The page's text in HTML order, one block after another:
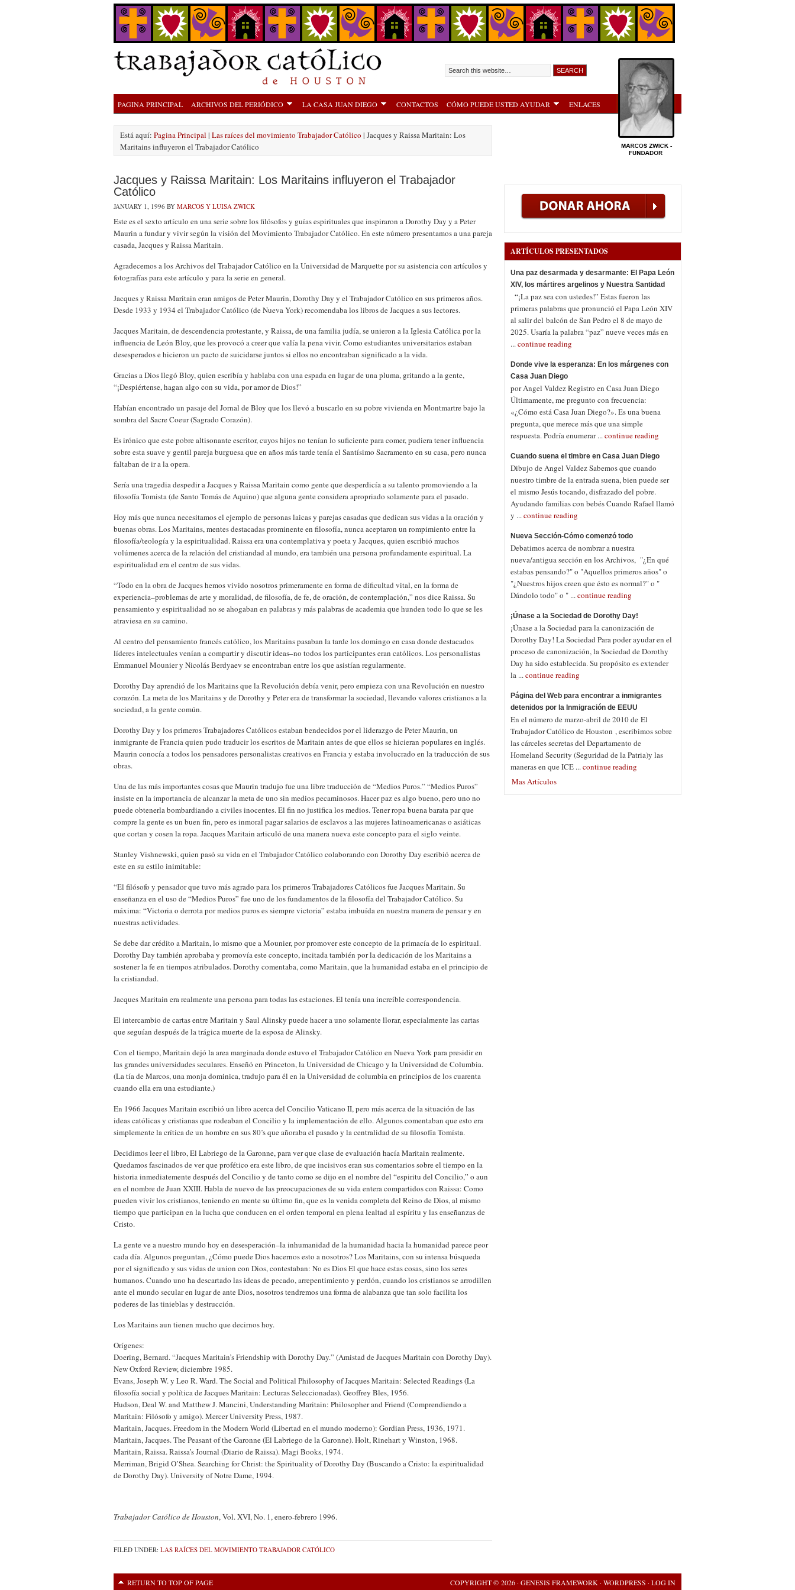
PAGINA PRINCIPAL ARCHIVOS DEL PERIÓDICO LA CASA JUAN DIEGO CONTACTOS CÓMO PUEDE USTED AYUDAR ENLACES
Está aquí: Pagina Principal | Las raíces del movimiento Trabajador Católico | Jacques y Raissa Maritain: Los
Maritains influyeron el Trabajador Católico
Jacques y Raissa Maritain: Los Maritains influyeron el Trabajador
Católico
JANUARY 1, 1996 BY MARCOS Y LUISA ZWICK
Este es el sexto artículo en una serie sobre los filósofos y guías espirituales que inspiraron a Dorothy Day y a Peter
Maurin a fundar y vivir según la visión del Movimiento Trabajador Católico. En este número presentamos a una pareja
casada, Jacques y Raissa Maritain.
Agradecemos a los Archivos del Trabajador Católico en la Universidad de Marquette por su asistencia con artículos y
fotografías para este artículo y para la serie en general.
Jacques y Raissa Maritain eran amigos de Peter Maurin, Dorothy Day y el Trabajador Católico en sus primeros años.
Desde 1933 y 1934 el Trabajador Católico (de Nueva York) recomendaba los libros de Jacques a sus lectores.
Jacques Maritain, de descendencia protestante, y Raissa, de una familia judía, se unieron a la Iglesia Católica por la
influencia de León Bloy, que les provocó a creer que valía la pena vivir. Como estudiantes universitarios estaban
desesperados e hicieron un pacto de suicidarse juntos si ellos no encontraban significado a la vida.
Gracias a Dios llegó Bloy, quien escribía y hablaba con una espada en lugar de una pluma, gritando a la gente,
“¡Despiértense, hagan algo con su vida, por amor de Dios!”
Habían encontrado un pasaje del Jornal de Bloy que los llevó a buscarlo en su pobre vivienda en Montmartre bajo la
sombra del Sacre Coeur (Sagrado Corazón).
Es irónico que este pobre altisonante escritor, cuyos hijos no tenían lo suficiente para comer, pudiera tener influencia
sobre esta suave y gentil pareja burguesa que en años más tarde tenía el Santísimo Sacramento en su casa, pero nunca
faltaban de ir a la opera.
Sería una tragedia despedir a Jacques y Raissa Maritain como gente que desperdicía a su talento promoviendo a la
filosofía Tomista (de Santo Tomás de Aquino) que alguna gente considera apropriado solamente para el pasado.
Hoy más que nunca necesitamos el ejemplo de personas laicas y parejas casadas que dedican sus vidas a la oración y
buenas obras. Los Maritains, mentes destacadas prominente en filosofía, nunca aceptaron un rompimiento entre la
filosofía/teología y la espiritualidad. Raissa era una contemplativa y poeta y Jacques, quien escribió muchos
volúmenes acerca de la relación del cristiandad al mundo, era también una persona profundamente espiritual. La
espiritualidad era el centro de sus vidas.
“Todo en la obra de Jacques hemos vivido nosotros primeramente en forma de dificultad vital, en la forma de
experiencia–problemas de arte y moralidad, de filosofía, de fe, de oración, de contemplación,” nos dice Raissa. Su
pensamiento y espiritualidad no se ahogaban en palabras y más palabras de academia que hunden todo lo que se les
atraviesa en su camino.
Al centro del pensamiento francés católico, los Maritains pasaban la tarde los domingo en casa donde destacados
líderes intelectuales venían a compartir y discutir ideas–no todos los participantes eran católicos. Los personalistas
Emmanuel Mounier y Nicolás Berdyaev se encontraban entre los que asistían regularmente.
Dorothy Day aprendió de los Maritains que la Revolución debía venir, pero empieza con una Revolución en nuestro
corazón. La meta de los Maritains y de Dorothy y Peter era de transformar la sociedad, llevando valores cristianos a la
sociedad, a la gente común.
Dorothy Day y los primeros Trabajadores Católicos estaban bendecidos por el liderazgo de Peter Maurin, un
inmigrante de Francia quien pudo traducir los escritos de Maritain antes de que ellos se hicieran populares en inglés.
Maurin conocía a todos los pensadores personalistas creativos en Francia y estaba involucrado en la traducción de sus
obras.
Una de las más importantes cosas que Maurin tradujo fue una libre traducción de “Medios Puros.” “Medios Puros”
insiste en la importancia de alcanzar la meta de uno sin medios pecaminosos. Hacer paz es algo bueno, pero uno no
puede obtenerla bombardiando a civiles inocentes. El fin no justifica los medios. Tener ropa buena barata par que
compre la gente es un buen fin, pero es inmoral pagar salarios de esclavos a las mujeres latinoamericanas o asiáticas
que cortan y cosen la ropa. Jacques Maritain articuló de una manera nueva este concepto para el siglo veinte.
Stanley Vishnewski, quien pasó su vida en el Trabajador Católico colaborando con Dorothy Day escribió acerca de
este en su estilo inimitable:
“El filósofo y pensador que tuvo más agrado para los primeros Trabajadores Católicos fue Jacques Maritain. Su
enseñanza en el uso de “Medios Puros” fue uno de los fundamentos de la filosofía del Trabajador Católico. Su
máxima: “Victoria o derrota por medios puros es siempre victoria” estaba imbuída en nuestra manera de pensar y en
nuestras actividades.
Se debe dar crédito a Maritain, lo mismo que a Mounier, por promover este concepto de la primacía de lo espiritual.
Dorothy Day también aprobaba y promovía este concepto, incitada también por la dedicación de los Maritains a
sostener la fe en tiempos atribulados. Dorothy comentaba, como Maritain, que la humanidad estaba en el principio de
la cristiandad.
Jacques Maritain era realmente una persona para todas las estaciones. El tenía una increíble correspondencia.
El intercambio de cartas entre Maritain y Saul Alinsky puede hacer a uno solamente llorar, especialmente las cartas
que seguían después de la trágica muerte de la esposa de Alinsky.
Con el tiempo, Maritain dejó la area marginada donde estuvo el Trabajador Católico en Nueva York para presidir en
las grandes universidades seculares. Enseñó en Princeton, la Universidad de Chicago y la Universidad de Columbia.
(La tía de Marcos, una monja dominica, tradujo para él en la Universidad de columbia en principios de los cuarenta
cuando ella era una estudiante.)
En 1966 Jacques Maritain escribió un libro acerca del Concilio Vaticano II, pero más acerca de la situación de las
ideas católicas y cristianas que rodeaban el Concilio y la implementación de ello. Algunos comentaban que esto era
simplemente la crítica de un hombre en sus 80’s que añoraba el pasado y la centralidad de su filosofía Tomísta.
Decidimos leer el libro, El Labriego de la Garonne, para ver que clase de evaluación hacía Maritain realmente.
Quedamos fascinados de ver que profético era este libro, de que incisivos eran sus comentarios sobre el tiempo en la
historia inmediatemente después del Concilio y de tanto como se dijo en el nombre del “espiritu del Concilio,” o aun
en el nombre de Juan XXIII. Habla de nuevo de las preocupaciones de su vida entera compartidos con Raissa: Como
pueden vivir los cristianos, teniendo en mente su último fin, que es la venida completa del Reino de Dios, al mismo
tiempo que participan en la lucha que conducen en el orden temporal en plena lealtad al espíritu y las enseñanzas de
Cristo.
La gente ve a nuestro mundo hoy en desesperación–la inhumanidad de la humanidad hacia la humanidad parece peor
cada día. Algunos preguntan, ¿Cómo puede Dios hacernos esto a nosotros? Los Maritains, con su intensa búsqueda
por el significado y sus vidas de union con Dios, contestaban: No es Dios El que hace estas cosas, sino los seres
humanos. Cuando uno ha descartado las ideas de pecado, arrepentimiento y perdón, cuando los cristianos se arrodillen
ante el mundo secular en lugar de ante Dios, nosotros tendremos una forma de alabanza que tan solo facilita los
poderes de las tinieblas y destrucción.
Los Maritains aun tienen mucho que decirnos hoy.
Orígenes:
Doering, Bernard. “Jacques Maritain’s Friendship with Dorothy Day.” (Amistad de Jacques Maritain con Dorothy Day).
New Oxford Review, diciembre 1985.
Evans, Joseph W. y Leo R. Ward. The Social and Political Philosophy of Jacques Maritain: Selected Readings (La
filosofía social y política de Jacques Maritain: Lecturas Seleccionadas). Geoffrey Bles, 1956.
Hudson, Deal W. and Matthew J. Mancini, Understanding Maritain: Philosopher and Friend (Comprendiendo a
Maritain: Filósofo y amigo). Mercer University Press, 1987.
Maritain, Jacques. Freedom in the Modern World (Libertad en el mundo moderno): Gordian Press, 1936, 1971.
Maritain, Jacques. The Peasant of the Garonne (El Labriego de la Garonne). Holt, Rinehart y Winston, 1968.
Maritain, Raissa. Raissa’s Journal (Diario de Raissa). Magi Books, 1974.
Merriman, Brigid O’Shea. Searching for Christ: the Spirituality of Dorothy Day (Buscando a Cristo: la espiritualidad
de Dorothy Day). University of Notre Dame, 1994.
Trabajador Católico de Houston, Vol. XVI, No. 1, enero-febrero 1996.
FILED UNDER: LAS RAÍCES DEL MOVIMIENTO TRABAJADOR CATÓLICO
ARTÍCULOS PRESENTADOS
Una paz desarmada y desarmante: El Papa León
XIV, los mártires argelinos y Nuestra Santidad
“¡La paz sea con ustedes!” Estas fueron las
primeras palabras que pronunció el Papa León XIV
al salir del balcón de San Pedro el 8 de mayo de
2025. Usaría la palabra “paz” nueve veces más en
...continue reading
Donde vive la esperanza: En los márgenes con
Casa Juan Diego
por Angel Valdez Registro en Casa Juan Diego
Últimamente, me pregunto con frecuencia:
«¿Cómo está Casa Juan Diego?». Es una buena
pregunta, que merece más que una simple
respuesta. Podría enumerar ...continue reading
Cuando suena el timbre en Casa Juan Diego
Dibujo de Angel Valdez Sabemos que cuando
nuestro timbre de la entrada suena, bien puede ser
el mismo Jesús tocando, disfrazado del pobre.
Ayudando familias con bebés Cuando Rafael llamó
y ...continue reading
Nueva Sección-Cómo comenzó todo
Debatimos acerca de nombrar a nuestra
nueva/antigua sección en los Archivos, "¿En qué
estabas pensando?" o "Aquellos primeros años" o
"¿Nuestros hijos creen que ésto es normal?" o "
Dándolo todo" o " ...continue reading
¡Únase a la Sociedad de Dorothy Day!
¡Únase a la Sociedad para la canonización de
Dorothy Day! La Sociedad Para poder ayudar en el
proceso de canonización, la Sociedad de Dorothy
Day ha sido establecida. Su propósito es extender
la ...continue reading
Página del Web para encontrar a inmigrantes
detenidos por la Inmigración de EEUU
En el número de marzo-abril de 2010 de El
Trabajador Católico de Houston , escribimos sobre
las cárceles secretas del Departamento de
Homeland Security (Seguridad de la Patria)y las
maneras en que ICE ...continue reading
Mas Artículos
RETURN TO TOP OF PAGE COPYRIGHT © 2026 · GENESIS FRAMEWORK · WORDPRESS · LOG IN